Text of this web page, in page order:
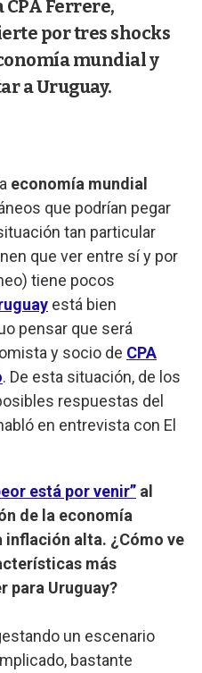
Ferrere,
por tres shocks
mundial y
a Uruguay.
economía mundial
que podrían pegar
tan particular
que ver entre sí y por
tiene pocos
está bien
pensar que será
y socio de CPA
. De esta situación, de los
respuestas del
en entrevista con El
está por venir” al
de la economía
inflación alta. ¿Cómo ve
más
para Uruguay?
un escenario
bastante